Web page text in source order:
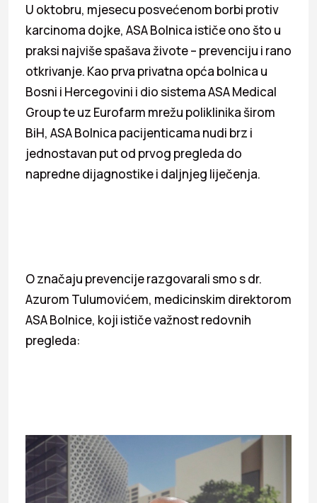
U oktobru, mjesecu posvećenom borbi protiv
karcinoma dojke, ASA Bolnica ističe ono što u
praksi najviše spašava živote – prevenciju i rano
otkrivanje. Kao prva privatna opća bolnica u
Bosni i Hercegovini i dio sistema ASA Medical
Group te uz Eurofarm mrežu poliklinika širom
BiH, ASA Bolnica pacijenticama nudi brz i
jednostavan put od prvog pregleda do
napredne dijagnostike i daljnjeg liječenja.
O značaju prevencije razgovarali smo s dr.
Azurom Tulumovićem, medicinskim direktorom
ASA Bolnice, koji ističe važnost redovnih
pregleda: